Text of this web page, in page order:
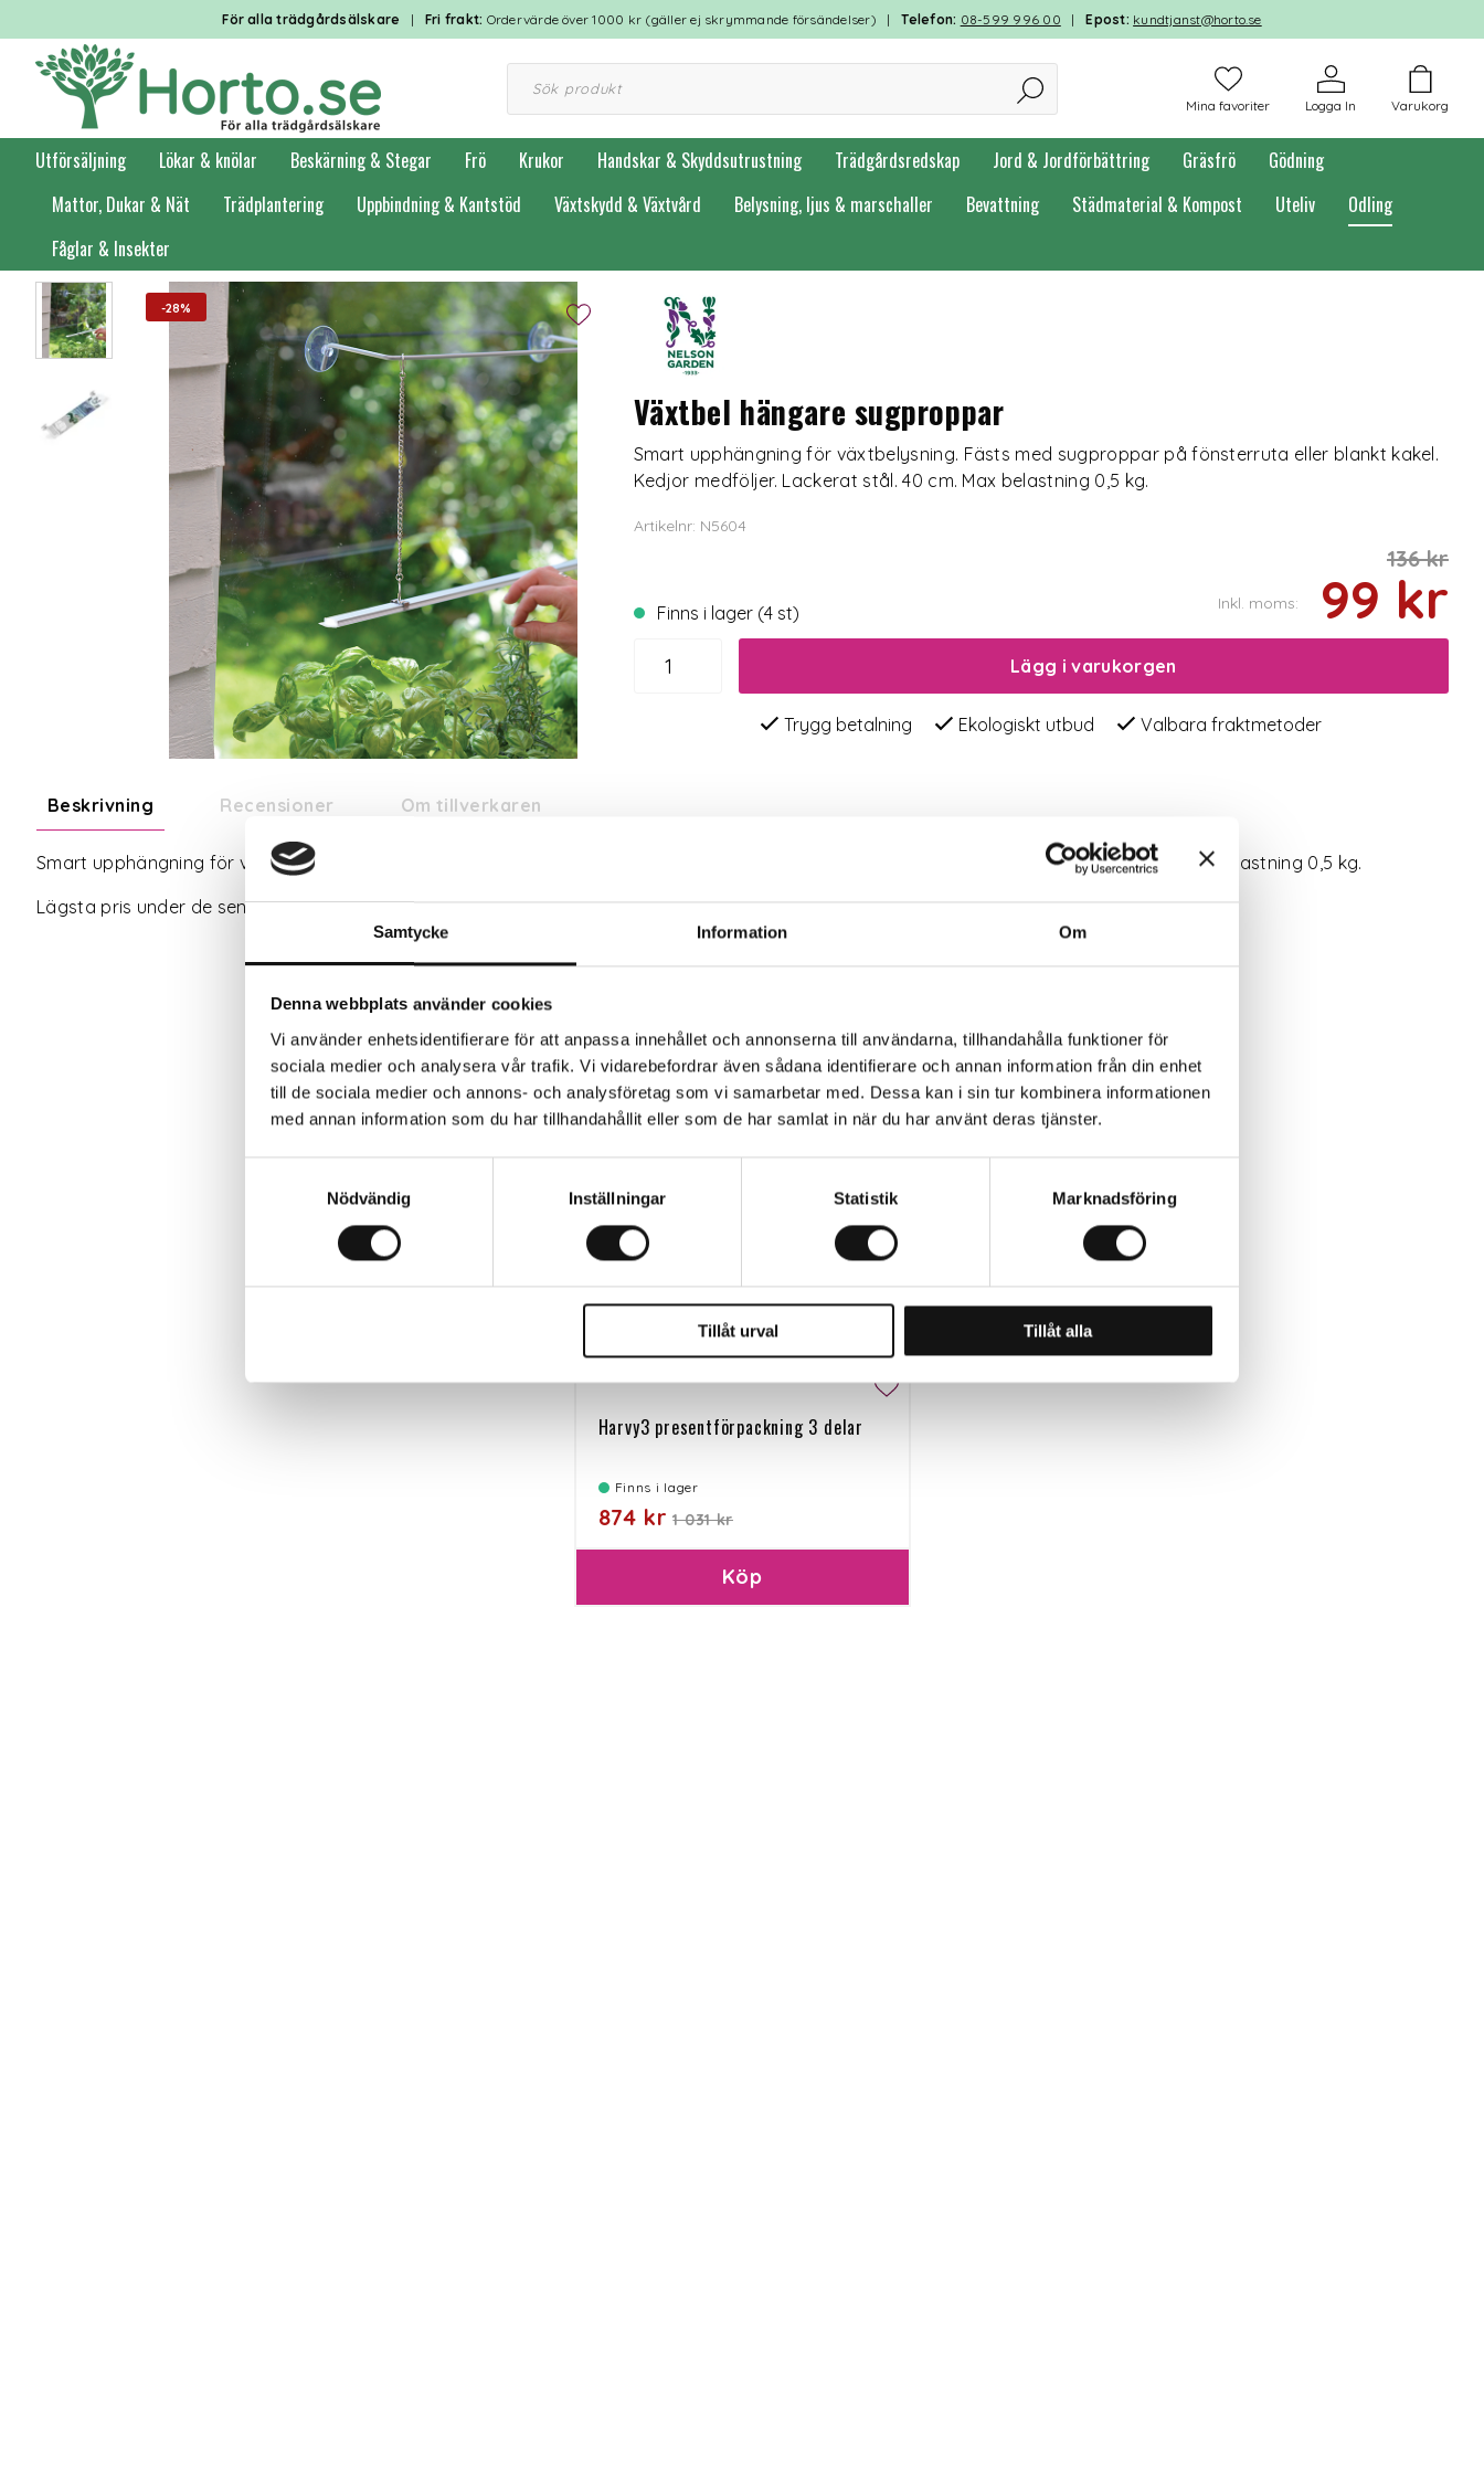
Samtycke Information Om
Denna webbplats använder cookies
Vi använder enhetsidentifierare för att anpassa innehållet och annonserna till användarna, tillhandahålla funktioner för
sociala medier och analysera vår trafik. Vi vidarebefordrar även sådana identifierare och annan information från din enhet
till de sociala medier och annons- och analysföretag som vi samarbetar med. Dessa kan i sin tur kombinera informationen
med annan information som du har tillhandahållit eller som de har samlat in när du har använt deras tjänster.
Nödvändig
Inställningar Statistik Marknadsföring
Tillåt urval Tillåt alla
För alla trädgårdsälskare | Fri frakt: Ordervärde över 1000 kr (gäller ej skrymmande försändelser) |Telefon: 08-599 996 00 |Epost: kundtjanst@horto.se
Varukorg
Logga In
Mina favoriter
Utförsäljning Lökar & knölar Beskärning & Stegar Frö Krukor Handskar & Skyddsutrustning Trädgårdsredskap Jord & Jordförbättring Gräsfrö
Gödning
Mattor, Dukar & Nät
Trädplantering Uppbindning & Kantstöd Växtskydd & Växtvård Belysning, ljus & marschaller Bevattning Städmaterial & Kompost Uteliv
Odling
Fåglar & Insekter
Förstasidan Odling
-28%
Växtbel hängare sugproppar
Smart upphängning för växtbelysning. Fästs med sugproppar på fönsterruta eller blankt kakel.
Kedjor medföljer. Lackerat stål. 40 cm. Max belastning 0,5 kg.
Artikelnr: N5604
Finns i lager (4 st) Inkl. moms:
136 kr
99 kr
Lägg i varukorgen
Trygg betalning Ekologiskt utbud Valbara fraktmetoder
Beskrivning Recensioner Om tillverkaren
Smart upphängning för växtbelysning. Fästs med sugproppar på fönsterruta eller blankt kakel. Kedjor medföljer. Lackerat stål. 40 cm. Max belastning 0,5 kg.
Lägsta pris under de senaste 30 dagarna innan prissänkning:136 kr
-15%
Harvy3 presentförpackning 3 delar
Finns i lager
874 kr 1 031 kr
Köp